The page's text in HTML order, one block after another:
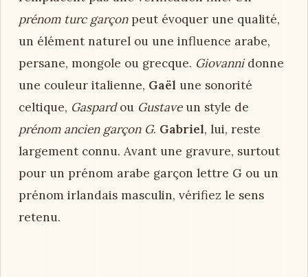
prénom turc garçonpeut évoquer une qualité,
un élément naturel ou une influence arabe,
persane, mongole ou grecque. Giovannidonne
une couleur italienne, Gaël une sonorité
celtique, Gaspardou Gustaveun style de
prénom ancien garçon G. Gabriel, lui, reste
largement connu. Avant une gravure, surtout
pour un prénom arabe garçon lettre G ou un
prénom irlandais masculin, vérifiez le sens
retenu.